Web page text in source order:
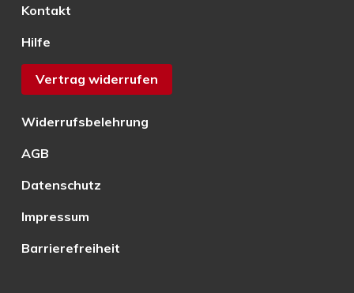
Kontakt
Hilfe
Vertrag widerrufen
Widerrufsbelehrung
AGB
Datenschutz
Impressum
Barrierefreiheit